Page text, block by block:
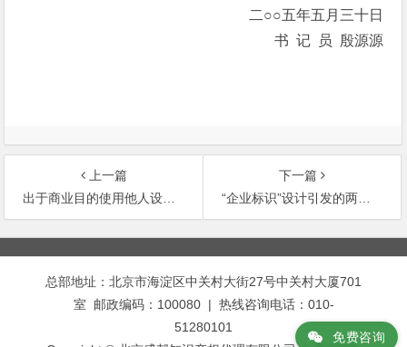
二○○五年五月三十日
书 记 员 殷源源
上一篇
出于商业目的使用他人设计的试题构成著作权侵权
下一篇
“企业标识”设计引发的两起案件
文
章
总部地址：北京市海淀区中关村大街27号中关村大厦701
室 邮政编码：100080 | 热线咨询电话：010-
51280101
免费咨询